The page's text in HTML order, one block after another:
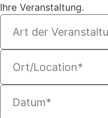
Ihre Veranstaltung.